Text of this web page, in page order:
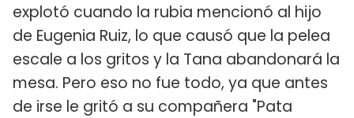
explotó cuando la rubia mencionó al hijo
de Eugenia Ruiz, lo que causó que la pelea
escale a los gritos y la Tana abandonará la
mesa. Pero eso no fue todo, ya que antes
de irse le gritó a su compañera "Pata